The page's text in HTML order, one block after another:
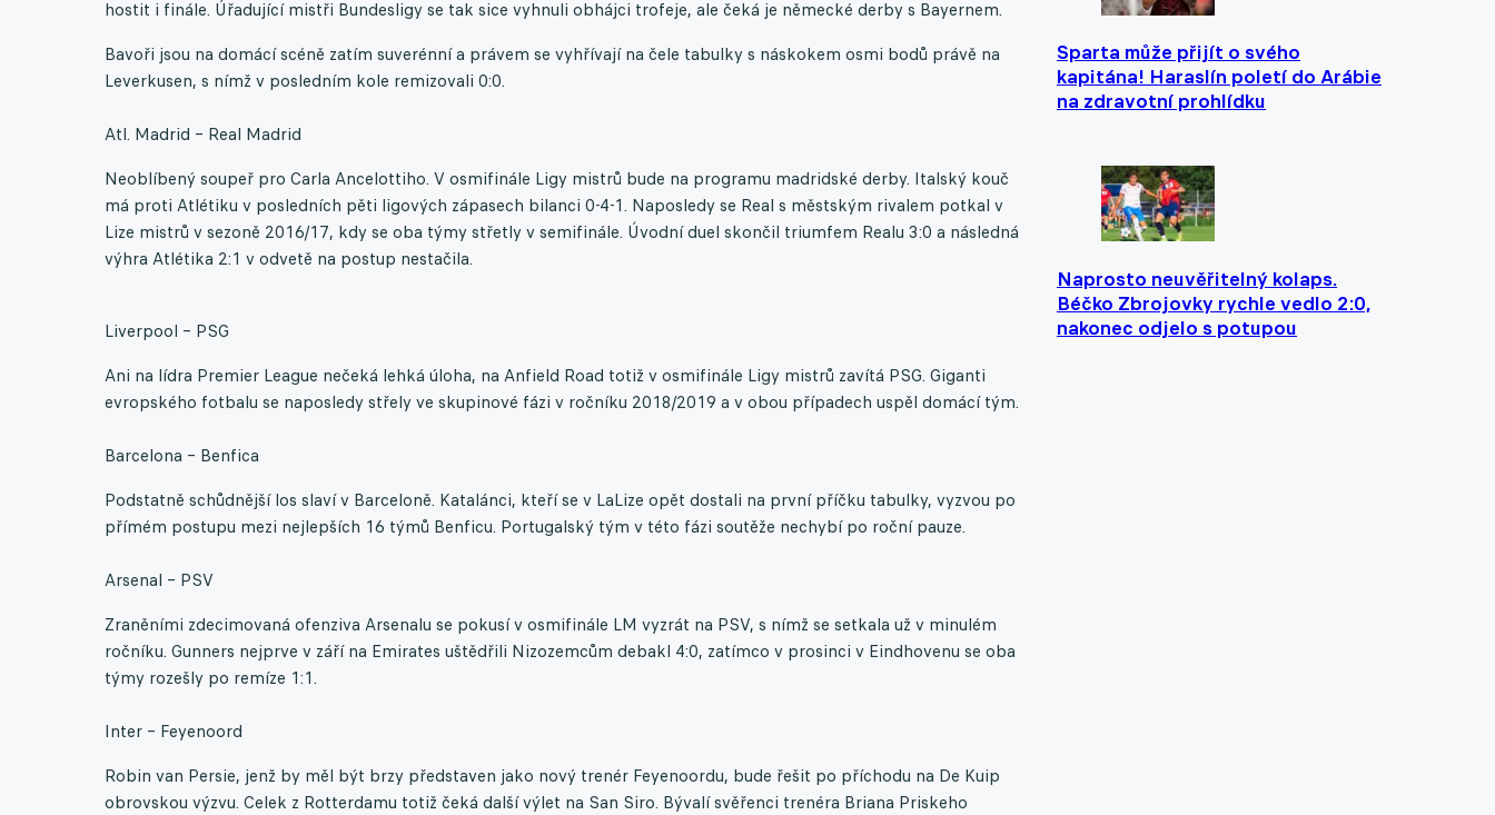
Sparta může přijít o svého
kapitána! Haraslín poletí do Arábie
na zdravotní prohlídku
Naprosto neuvěřitelný kolaps.
Béčko Zbrojovky rychle vedlo 2:0,
nakonec odjelo s potupou
hostit i finále. Úřadující mistři Bundesligy se tak sice vyhnuli obhájci trofeje, ale čeká je německé derby s Bayernem.
Bavoři jsou na domácí scéně zatím suverénní a právem se vyhřívají na čele tabulky s náskokem osmi bodů právě na
Leverkusen, s nímž v posledním kole remizovali 0:0.
Atl. Madrid – Real Madrid
Neoblíbený soupeř pro Carla Ancelottiho. V osmifinále Ligy mistrů bude na programu madridské derby. Italský kouč
má proti Atlétiku v posledních pěti ligových zápasech bilanci 0-4-1. Naposledy se Real s městským rivalem potkal v
Lize mistrů v sezoně 2016/17, kdy se oba týmy střetly v semifinále. Úvodní duel skončil triumfem Realu 3:0 a následná
výhra Atlétika 2:1 v odvetě na postup nestačila.
Liverpool – PSG
Ani na lídra Premier League nečeká lehká úloha, na Anfield Road totiž v osmifinále Ligy mistrů zavítá PSG. Giganti
evropského fotbalu se naposledy střely ve skupinové fázi v ročníku 2018/2019 a v obou případech uspěl domácí tým.
Barcelona – Benfica
Podstatně schůdnější los slaví v Barceloně. Katalánci, kteří se v LaLize opět dostali na první příčku tabulky, vyzvou po
přímém postupu mezi nejlepších 16 týmů Benficu. Portugalský tým v této fázi soutěže nechybí po roční pauze.
Arsenal – PSV
Zraněními zdecimovaná ofenziva Arsenalu se pokusí v osmifinále LM vyzrát na PSV, s nímž se setkala už v minulém
ročníku. Gunners nejprve v září na Emirates uštědřili Nizozemcům debakl 4:0, zatímco v prosinci v Eindhovenu se oba
týmy rozešly po remíze 1:1.
Inter – Feyenoord
Robin van Persie, jenž by měl být brzy představen jako nový trenér Feyenoordu, bude řešit po příchodu na De Kuip
obrovskou výzvu. Celek z Rotterdamu totiž čeká další výlet na San Siro. Bývalí svěřenci trenéra Briana Priskeho